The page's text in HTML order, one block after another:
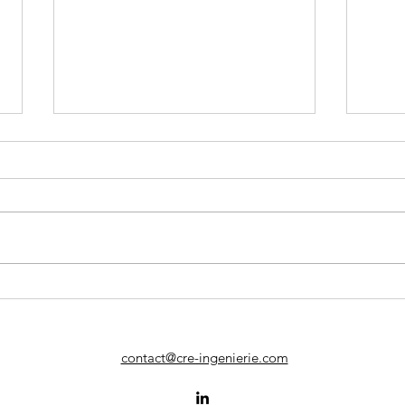
Construction de 33
à Dunkerque
SIA Habitat 🔹Architecte :
contact@cre-ingenierie.com